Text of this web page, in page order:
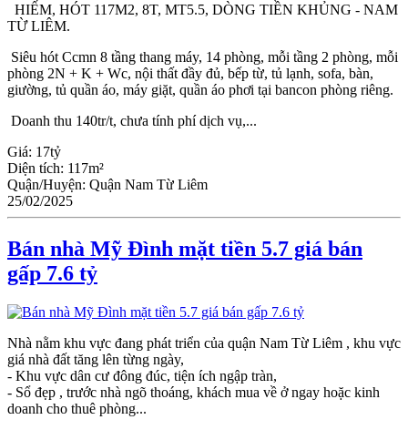
HIẾM, HÓT 117M2, 8T, MT5.5, DÒNG TIỀN KHỦNG - NAM
TỪ LIÊM.
Siêu hót Ccmn 8 tầng thang máy, 14 phòng, mỗi tầng 2 phòng, mỗi
phòng 2N + K + Wc, nội thất đầy đủ, bếp từ, tủ lạnh, sofa, bàn,
giường, tủ quần áo, máy giặt, quần áo phơi tại bancon phòng riêng.
Doanh thu 140tr/t, chưa tính phí dịch vụ,...
Giá: 17tỷ
Diện tích: 117m²
Quận/Huyện: Quận Nam Từ Liêm
25/02/2025
Bán nhà Mỹ Đình mặt tiền 5.7 giá bán
gấp 7.6 tỷ
Nhà nằm khu vực đang phát triển của quận Nam Từ Liêm , khu vực
giá nhà đất tăng lên từng ngày,
- Khu vực dân cư đông đúc, tiện ích ngập tràn,
- Sổ đẹp , trước nhà ngõ thoáng, khách mua về ở ngay hoặc kinh
doanh cho thuê phòng...